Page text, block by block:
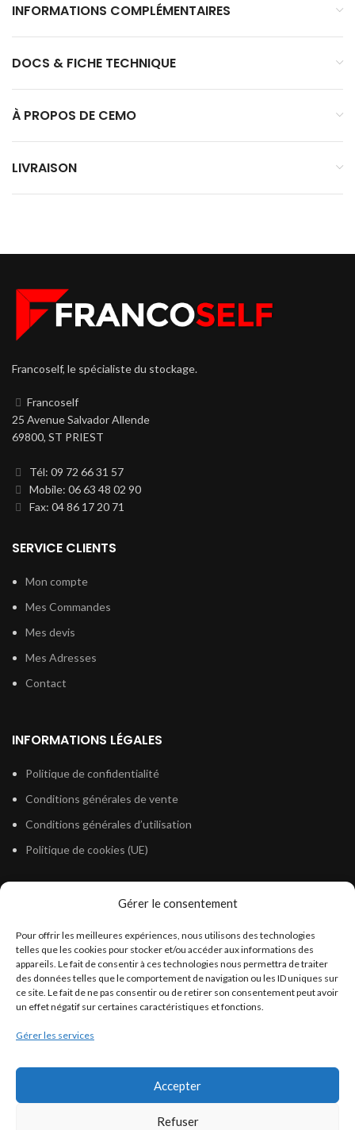
Gérer le consentement
Pour offrir les meilleures expériences, nous utilisons des technologies
telles que les cookies pour stocker et/ou accéder aux informations des
appareils. Le fait de consentir à ces technologies nous permettra de traiter
des données telles que le comportement de navigation ou les ID uniques sur
ce site. Le fait de ne pas consentir ou de retirer son consentement peut avoir
un effet négatif sur certaines caractéristiques et fonctions.
Gérer les services
Accepter
Refuser
INFORMATIONS COMPLÉMENTAIRES
DOCS & FICHE TECHNIQUE
À PROPOS DE CEMO
LIVRAISON
Francoself, le spécialiste du stockage.
Francoself
25 Avenue Salvador Allende
69800, ST PRIEST
Tél: 09 72 66 31 57
Mobile: 06 63 48 02 90
Fax: 04 86 17 20 71
SERVICE CLIENTS
Mon compte
Mes Commandes
Mes devis
Mes Adresses
Contact
INFORMATIONS LÉGALES
Politique de confidentialité
Conditions générales de vente
Conditions générales d’utilisation
Politique de cookies (UE)
Législation Gasoil Fioul GNR
Législation Essence
Législation Adblue
Législation Eau
Législation Lubrifiant
Législation Phytosanitaire